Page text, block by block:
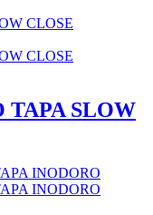
TAPA SLOW